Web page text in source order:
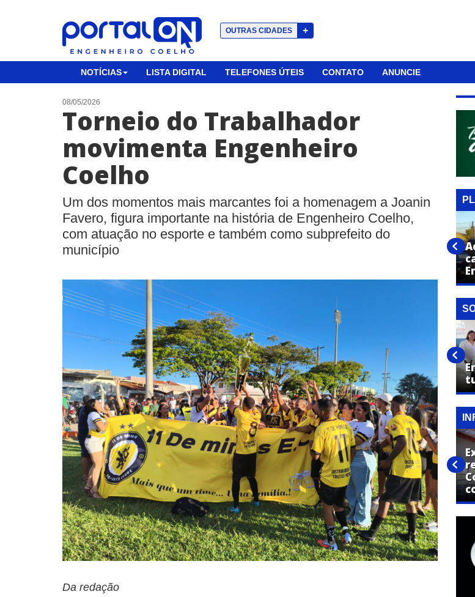
OUTRAS CIDADES +
NOTÍCIAS LISTA DIGITAL TELEFONES ÚTEIS CONTATO ANUNCIE
08/05/2026
Torneio do Trabalhador
movimenta Engenheiro
Coelho
Um dos momentos mais marcantes foi a homenagem a Joanin
Favero, figura importante na história de Engenheiro Coelho,
com atuação no esporte e também como subprefeito do
município
Da redação
Mulher com mandado de
Campanha do Agasalho 2026 é
lançada em Engenheiro
Coelho
SUCESSO: Tradicional Festa
Junina do Colégio Anglo foi
realizada no último sábado
(20) em Artur Nogueira